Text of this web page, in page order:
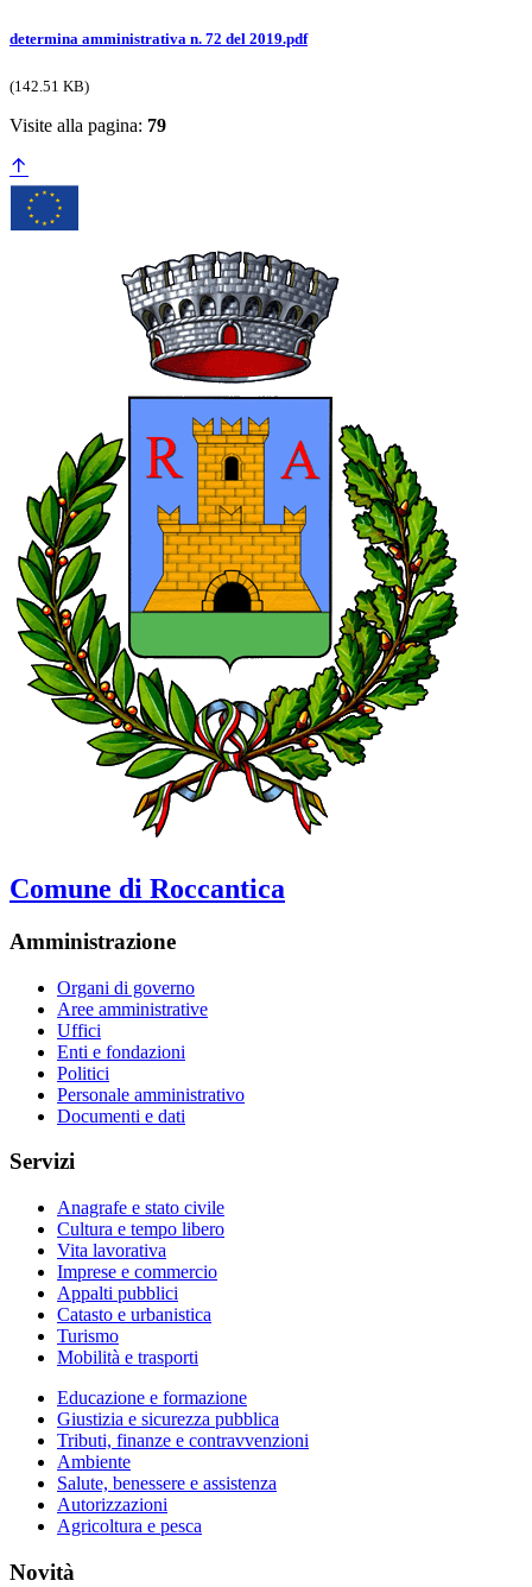
determina amministrativa n. 72 del 2019.pdf
(142.51 KB)
Visite alla pagina: 79
Comune di Roccantica
Amministrazione
Organi di governo
Aree amministrative
Uffici
Enti e fondazioni
Politici
Personale amministrativo
Documenti e dati
Servizi
Anagrafe e stato civile
Cultura e tempo libero
Vita lavorativa
Imprese e commercio
Appalti pubblici
Catasto e urbanistica
Turismo
Mobilità e trasporti
Educazione e formazione
Giustizia e sicurezza pubblica
Tributi, finanze e contravvenzioni
Ambiente
Salute, benessere e assistenza
Autorizzazioni
Agricoltura e pesca
Novità